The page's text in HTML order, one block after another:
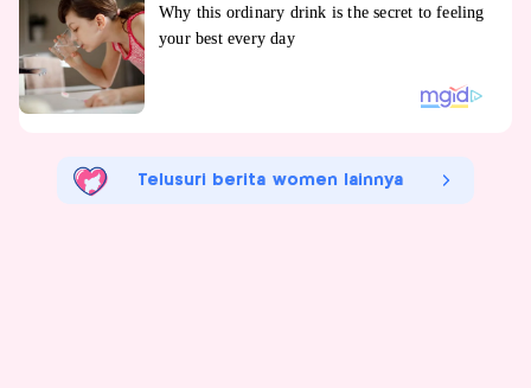
Telusuri berita women lainnya